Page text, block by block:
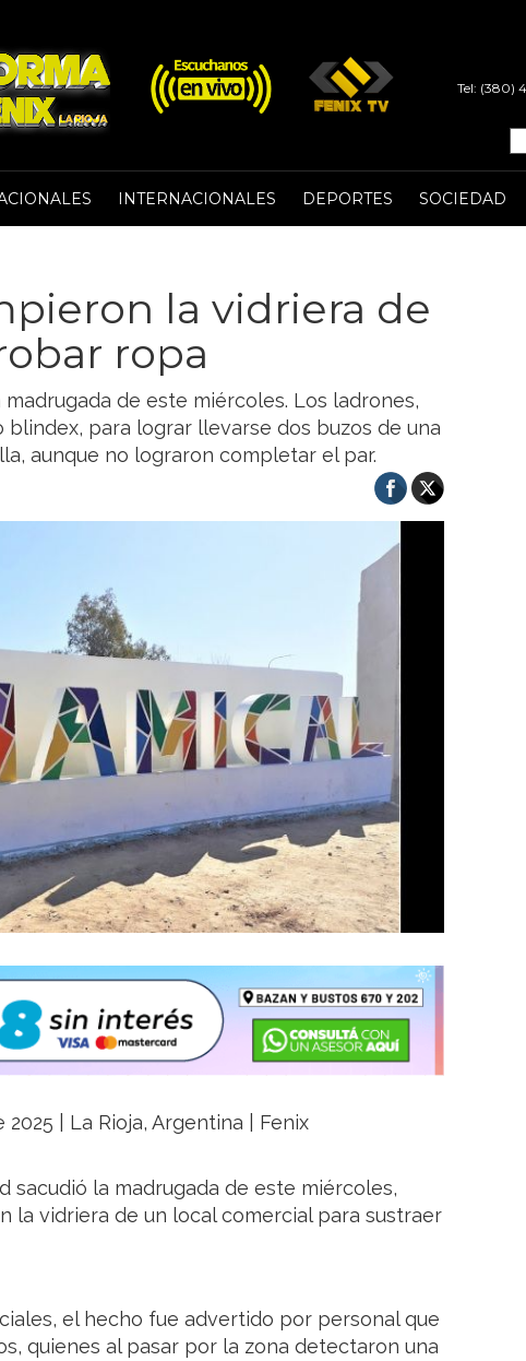
Tel: (380)
INTERNACIONALES DEPORTES SOCIEDAD
la vidriera de
ropa
de este miércoles. Los ladrones,
para lograr llevarse dos buzos de una
aunque no lograron completar el par.
| La Rioja, Argentina | Fenix
sacudió la madrugada de este miércoles,
la vidriera de un local comercial para sustraer
el hecho fue advertido por personal que
quienes al pasar por la zona detectaron una